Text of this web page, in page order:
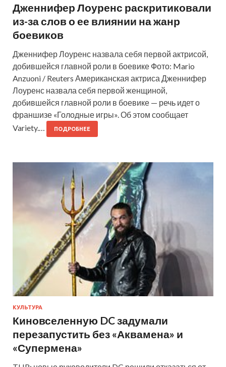
Дженнифер Лоуренс раскритиковали
из-за слов о ее влиянии на жанр
боевиков
Дженнифер Лоуренс назвала себя первой актрисой,
добившейся главной роли в боевике Фото: Mario
Anzuoni / Reuters Американская актриса Дженнифер
Лоуренс назвала себя первой женщиной,
добившейся главной роли в боевике — речь идет о
франшизе «Голодные игры». Об этом сообщает
Variety.…
ПОДРОБНЕЕ
КУЛЬТУРА
Киновселенную DC задумали
перезапустить без «Аквамена» и
«Супермена»